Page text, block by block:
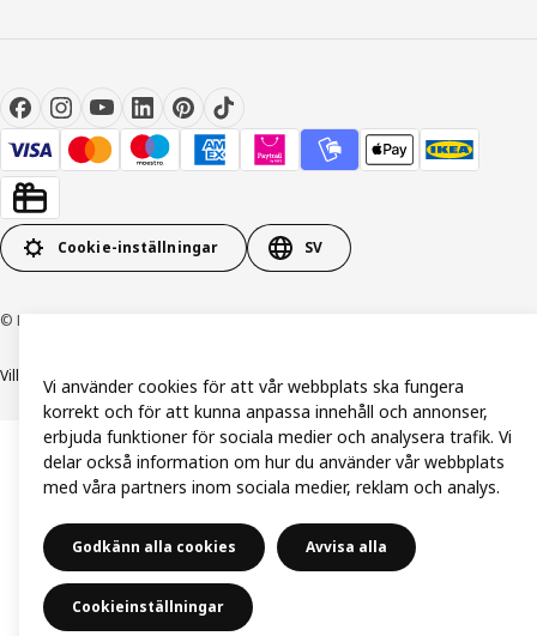
Cookie-inställningar SV
© Inter IKEA Systems B.V. 1999-2026
Villkor Integritetspolicy och dataskydd Cookiepolicy
Vi använder cookies för att vår webbplats ska fungera
korrekt och för att kunna anpassa innehåll och annonser,
erbjuda funktioner för sociala medier och analysera trafik. Vi
delar också information om hur du använder vår webbplats
med våra partners inom sociala medier, reklam och analys.
Godkänn alla cookies Avvisa alla
Cookieinställningar